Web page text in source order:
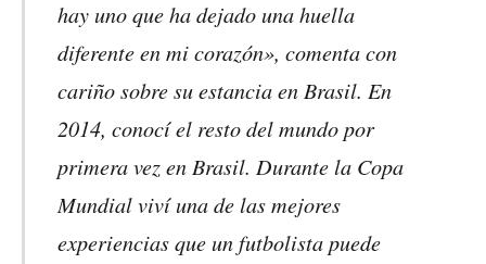
hay uno que ha dejado una huella
diferente en mi corazón», comenta con
cariño sobre su estancia en Brasil. En
2014, conocí el resto del mundo por
primera vez en Brasil. Durante la Copa
Mundial viví una de las mejores
experiencias que un futbolista puede